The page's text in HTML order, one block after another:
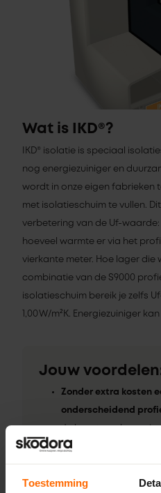
Toestemming
Wat is IKD®?
IKD® isolatie is speciaal
nog energiezuiniger en
wordt in onze eigen fabrieken
met isolatieschuim te vullen.
verbetering van de Uf-
hoeveel warmte er via het
vierkante meter. Hoe lager die
combinatie van de S9000
isolatieschuim bereik je zelfs
1,00 W/m²K. Energiezuiniger
Jouw
Zonder extra kosten
onderscheidend
dat het jou iets kost.
Aantrekkelijker
eindklant